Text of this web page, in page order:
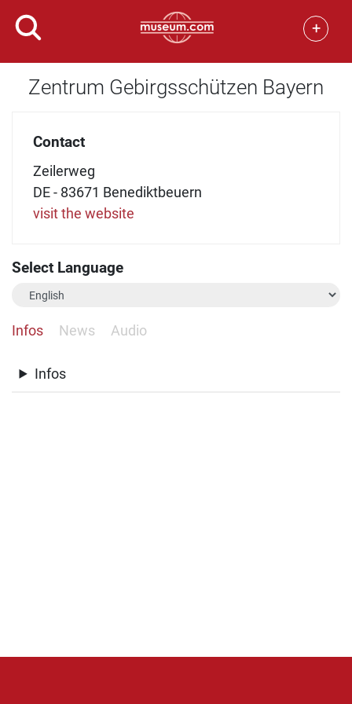
+
Zentrum Gebirgsschützen Bayern
Contact
Zeilerweg
DE - 83671 Benediktbeuern
visit the website
Select Language
Infos News Audio
Infos